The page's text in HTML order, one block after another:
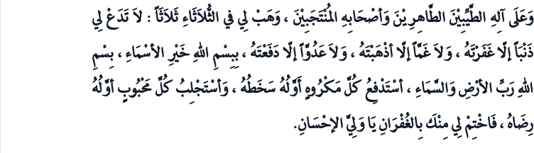
وَعَلَى آلِهِ الطَّيِّبِيْنَ الطَّاهِرِيْنَ وَأصْحَابِهِ المُنْتَجَبِيْنَ ، وَهَبْ لِي في الثُّلاَثَاءِ ثَلاَثَاً : لاَ تَدَعْ لِي
ذَنْبَاً إلّا غَفَرْتَهُ ، وَلاَ غَمَّاً إلّا أذْهَبْتَهُ ، وَلاَ عَدُوَّاً إلّا دَفَعْتَهُ ، بِبِسْمِ اللهِ خَيْرِ الأسْمَاءِ ، بِسْمِ
اللهِ رَبِّ الأرْضِ وَالسَّمَاءِ ، أسْتَدْفِعُ كُلَّ مَكْرُوهٍ أَوَّلُهُ سَخَطُهُ ، وَأسْتَجْلِبُ كُلَّ مَحْبُوبٍ أوَّلُهُ
رِضَاهُ ، فَاخْتِمْ لِي مِنْكَ بِالغُفْرَانِ يَا وَلِيَّ الإحْسَانِ.